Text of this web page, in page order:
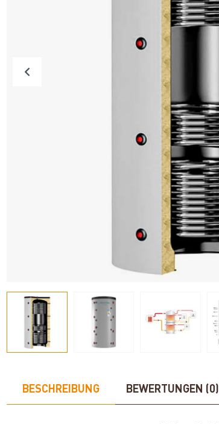
BESCHREIBUNG BEWERTUNGEN (0)